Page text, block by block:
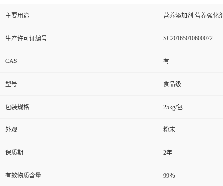
主要用途 营养添加剂 营养强化
生产许可证编号 SC20165010600072
CAS 有
型号 食品级
包装规格 25kg/包
外观 粉末
保质期 2年
有效物质含量 99％